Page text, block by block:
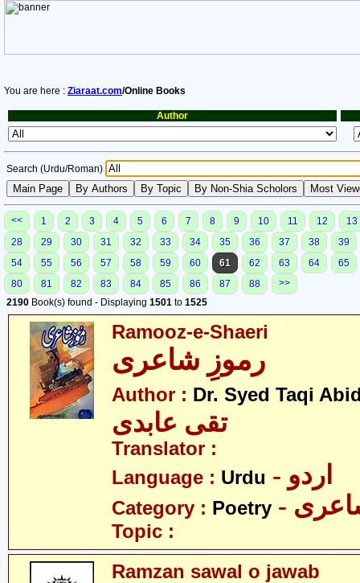
You are here : Ziaraat.com/Online Books
Author
Search (Urdu/Roman)
<< 1 2 3 4 5 6 7 8 9 10 11 12
13
28
29 30 31 32 33 34 35 36 37 38
39
54
55 56 57 58 59 60 61 62 63 64
65
80
81 82 83 84 85 86 87 88
>>
2190 Book(s) found - Displaying 1501 to 1525
Ramooz-e-Shaeri
رموزِ شاعری
Author : Dr. Syed Taqi
تقی عابدی
Translator :
Language : Urdu - اردو
Category : Poetry
Topic :
Ramzan sawal o jawab